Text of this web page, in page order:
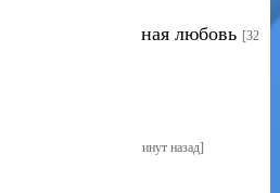
- Безымянная любовь [32
[58 минут назад]